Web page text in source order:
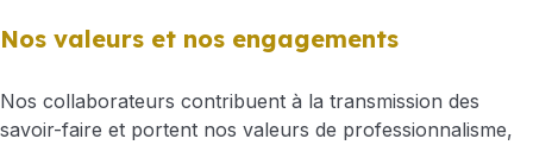
Nos valeurs et nos engagements
Nos collaborateurs contribuent à la transmission des
savoir-faire et portent nos valeurs de professionnalisme,